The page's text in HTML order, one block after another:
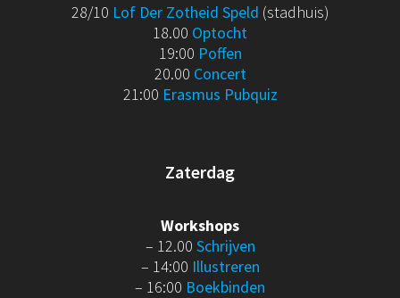
28/10 Lof Der Zotheid Speld (stadhuis)
18.00 Optocht
19:00 Poffen
20.00 Concert
21:00 Erasmus Pubquiz
Zaterdag
Workshops
– 12.00 Schrijven
– 14:00 Illustreren
– 16:00 Boekbinden